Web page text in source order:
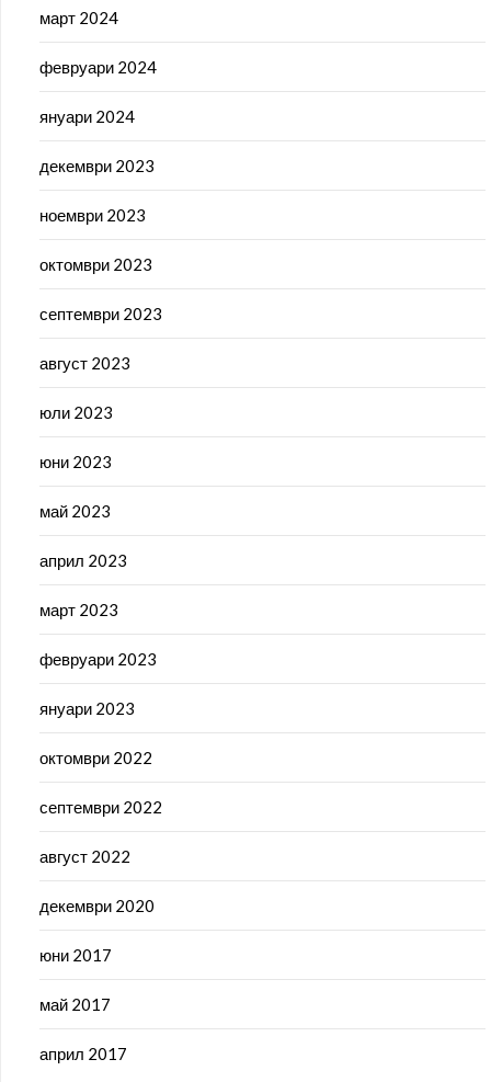
март 2024
февруари 2024
януари 2024
декември 2023
ноември 2023
октомври 2023
септември 2023
август 2023
юли 2023
юни 2023
май 2023
април 2023
март 2023
февруари 2023
януари 2023
октомври 2022
септември 2022
август 2022
декември 2020
юни 2017
май 2017
април 2017